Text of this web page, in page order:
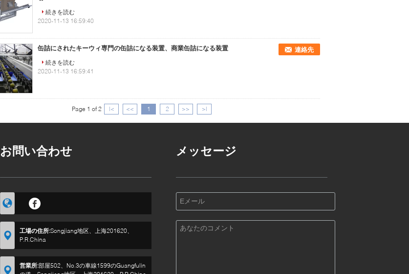
続きを読む
2020-11-13 16:59:40
缶詰にされたキーウィ専門の缶詰になる装置、商業缶詰になる装置
連絡先
続きを読む
2020-11-13 16:59:41
Page 1 of 2 |< << 1 2 >> >|
お問い合わせ
工場の住所:Songjiang地区、上海201620、
P.R.China
営業所:部屋502、No.3の車線1599のGuangfulin
メッセージ